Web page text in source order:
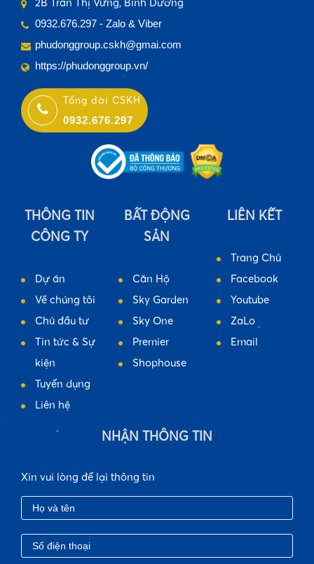
•
•
0932.676.297 - Zalo & Viber
phudonggroup.cskh@gmai.com
https://phudonggroup.vn/
Tổng đài CSKH
0932.676.297
THÔNG TIN
CÔNG TY
Dự án
Về chúng tôi
Chủ đầu tư
Tin tức & Sự
kiện
Tuyển dụng
Liên hệ
BẤT ĐỘNG
SẢN
Căn Hộ
Sky Garden
Sky One
Premier
Shophouse
LIÊN KẾT
Trang Chủ
Facebook
Youtube
ZaLo
Email
NHẬN THÔNG TIN
Xin vui lòng để lại thông tin